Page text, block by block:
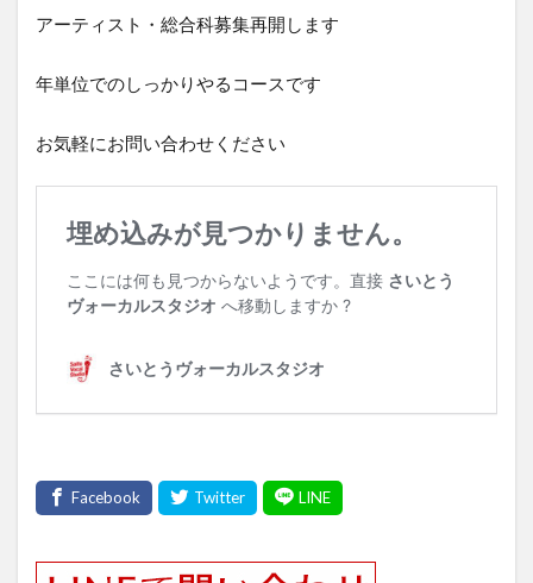
アーティスト・総合科募集再開します
年単位でのしっかりやるコースです
お気軽にお問い合わせください